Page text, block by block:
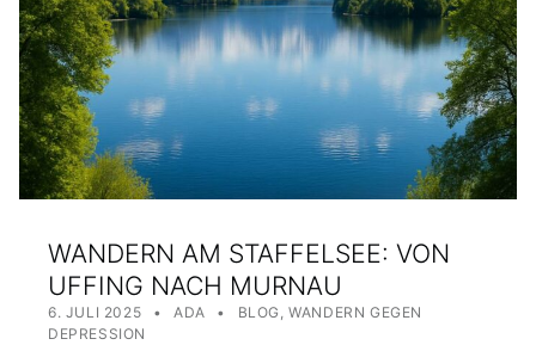
WANDERN AM STAFFELSEE: VON
UFFING NACH MURNAU
POSTED ON:
6. JULI 2025
WRITTEN BY:
ADA CATEGORIZED IN:
BLOG ,WANDERN GEGEN
DEPRESSION